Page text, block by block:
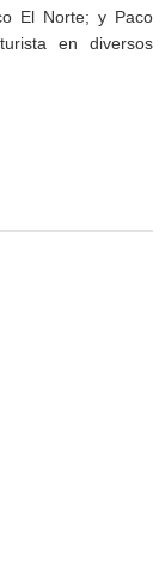
El Norte; y Paco
en diversos